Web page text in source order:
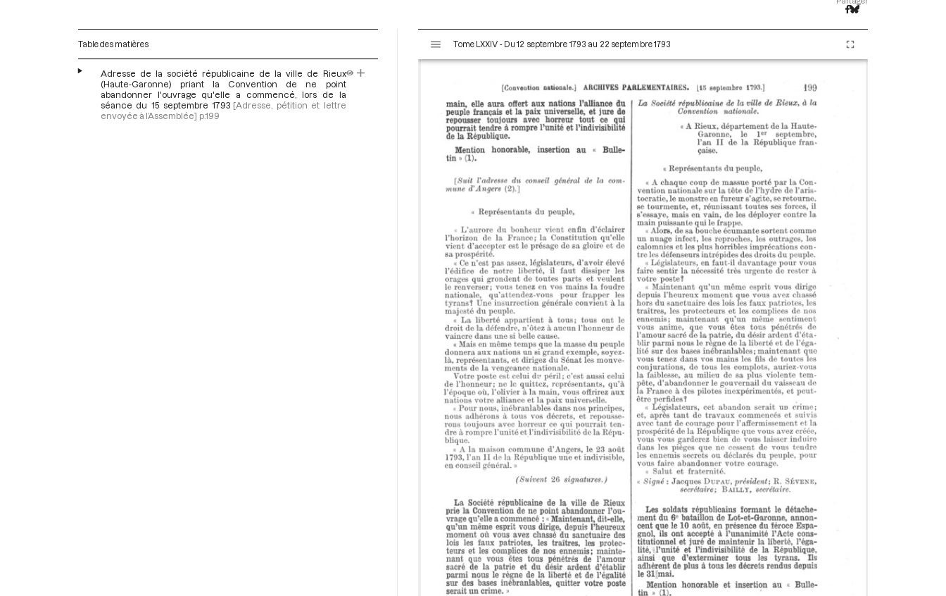
Table des matières
Adresse de la société républicaine de la ville de Rieux
(Haute-Garonne) priant la Convention de ne point
abandonner l'ouvrage qu'elle a commencé, lors de la
séance du 15 septembre 1793 [Adresse, pétition et lettre
envoyée à l’Assemblée] p.199
s
Tome LXXIV - Du 12 septembre 1793 au 22 septembre 1793